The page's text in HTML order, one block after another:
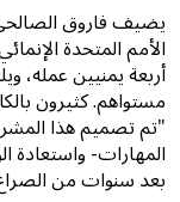
يضيف فاروق
الأمم المتحدة
أربعة يمنيين عمله،
مستواهم. كثيرون
"تم تصميم هذا
المهارات- واستعادة
بعد سنوات من